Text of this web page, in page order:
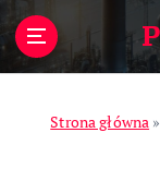
Strona główna »